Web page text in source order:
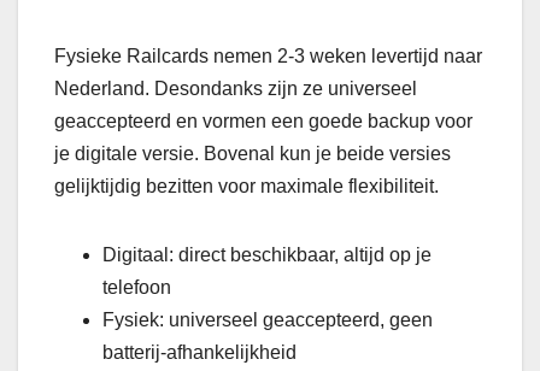
Fysieke Railcards nemen 2-3 weken levertijd naar
Nederland. Desondanks zijn ze universeel
geaccepteerd en vormen een goede backup voor
je digitale versie. Bovenal kun je beide versies
gelijktijdig bezitten voor maximale flexibiliteit.
Digitaal: direct beschikbaar, altijd op je
telefoon
Fysiek: universeel geaccepteerd, geen
batterij-afhankelijkheid